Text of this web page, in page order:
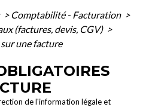
> Comptabilité - Facturation >
(factures, devis, CGV) >
une facture
de l'information légale et